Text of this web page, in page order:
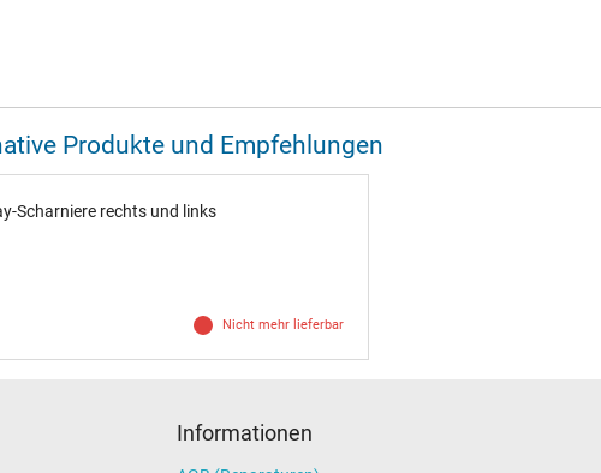
Produkte und Empfehlungen
Scharniere rechts und links
Nicht mehr lieferbar
Informationen